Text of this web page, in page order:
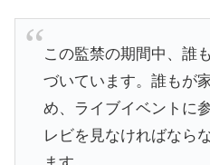
この監禁の期間中、誰
づいています。誰もが
め、ライブイベントに
レビを見なければなら